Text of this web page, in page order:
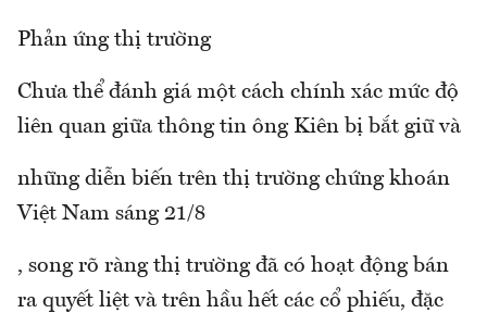
Phản ứng thị trường
Chưa thể đánh giá một cách chính xác mức độ
liên quan giữa thông tin ông Kiên bị bắt giữ và
những diễn biến trên thị trường chứng khoán
Việt Nam sáng 21/8
, song rõ ràng thị trường đã có hoạt động bán
ra quyết liệt và trên hầu hết các cổ phiếu, đặc